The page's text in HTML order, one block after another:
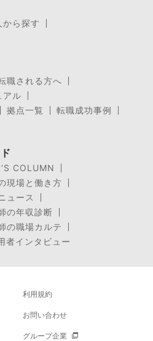
ら探す
職される方へ
アル
拠点一覧
転職成功事例
COLUMN
現場と働き方
ュース
の年収診断
の職場カルテ
者インタビュー
利用規約
お問い合わせ
グループ企業